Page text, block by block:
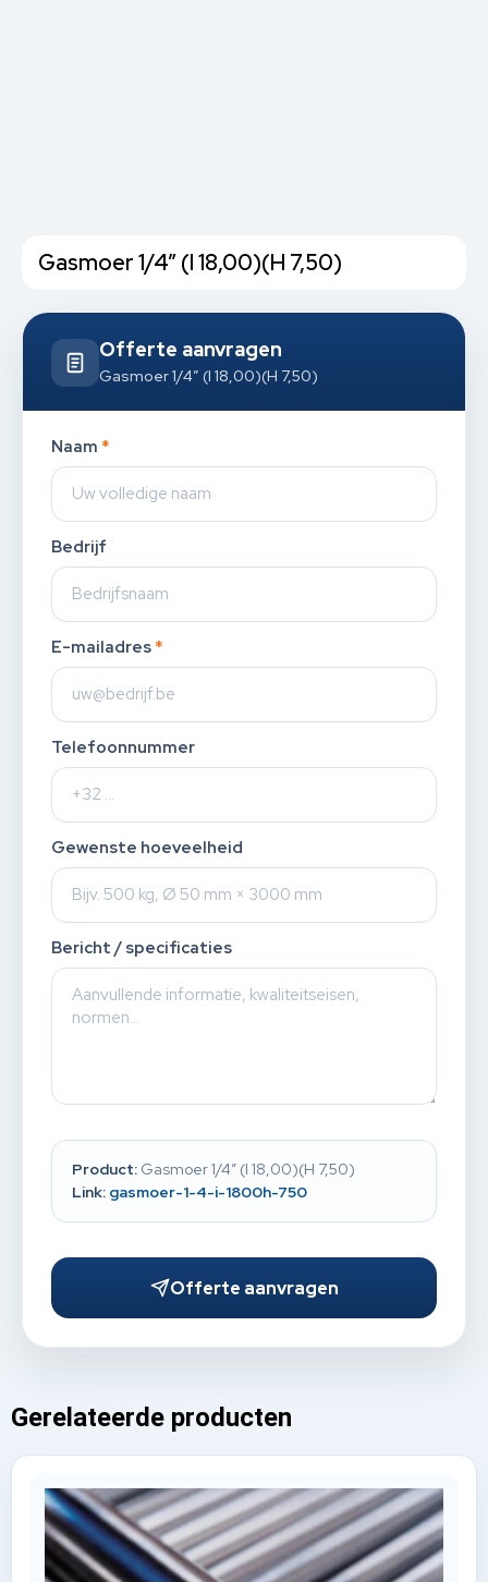
Gasmoer 1/4” (I 18,00)(H 7,50)
Offerte aanvragen
Gasmoer 1/4” (I 18,00)(H 7,50)
Naam *
Bedrijf
E-mailadres *
Telefoonnummer
Gewenste hoeveelheid
Bericht / specificaties
Product: Gasmoer 1/4” (I 18,00)(H 7,50)
Link: gasmoer-1-4-i-1800h-750
Offerte aanvragen
Gerelateerde producten